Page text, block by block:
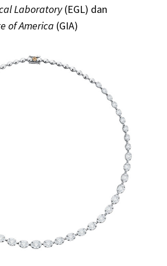
Laboratory(EGL) dan
of America (GIA)